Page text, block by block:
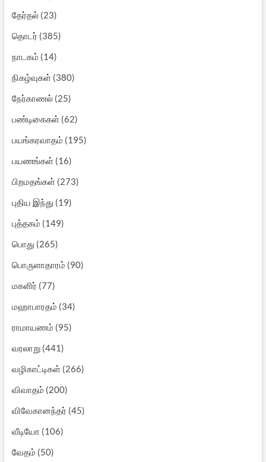
தேர்தல்(23)
தொடர் (385)
நாடகம் (14)
நிகழ்வுகள்(380)
நேர்காணல்(25)
பண்டிகைகள்(62)
பயங்கரவாதம் (195)
பயணங்கள்(16)
பிறமதங்கள்(273)
புதிய இந்து (19)
புத்தகம் (149)
பொது (265)
பொருளாதாரம் (90)
மகளிர் (77)
மஹாபாரதம் (34)
ராமாயணம் (95)
வரலாறு(441)
வழிகாட்டிகள்(266)
விவாதம் (200)
விவேகானந்தர் (45)
வீடியோ (106)
வேதம் (50)